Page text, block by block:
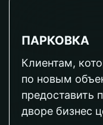
ПАРКОВКА
Клиентам,
по новым
предоставить
дворе бизнес